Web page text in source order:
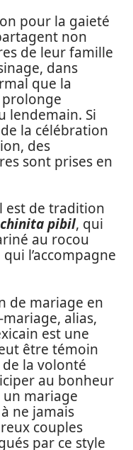
pour la gaieté
non
de leur famille
dans
que la
lendemain. Si
la célébration
des
sont prises en
est de tradition
pibil, qui
au rocou
l’accompagne
de mariage en
alias,
est une
être témoin
la volonté
au bonheur
un mariage
ne jamais
couples
par ce style